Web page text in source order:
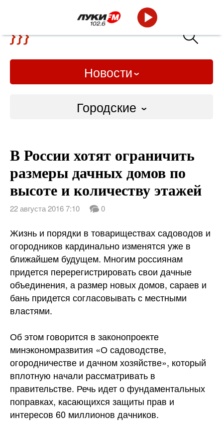
Новости
Городские
Слово Дело
Народные
ВТРК
В России хотят ограничить
размеры дачных домов по
высоте и количеству этажей
22 августа 2016 7:10 0
Жизнь и порядки в товариществах садоводов и
огородников кардинально изменятся уже в
ближайшем будущем. Многим россиянам
придется перерегистрировать свои дачные
объединения, а размер новых домов, сараев и
бань придется согласовывать с местными
властями.
Об этом говорится в законопроекте
минэкономразвития «О садоводстве,
огородничестве и дачном хозяйстве», который
вплотную начали рассматривать в
правительстве. Речь идет о фундаментальных
поправках, касающихся защиты прав и
интересов 60 миллионов дачников.